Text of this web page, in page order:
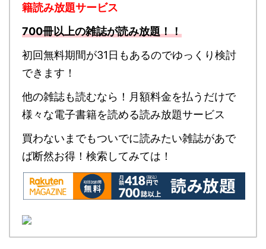
籍読み放題サービス
700冊以上の雑誌が読み放題！！
初回無料期間が31日もあるのでゆっくり検討
できます！
他の雑誌も読むなら！月額料金を払うだけで
様々な電子書籍を読める読み放題サービス
買わないまでもついでに読みたい雑誌があで
ば断然お得！検索してみては！